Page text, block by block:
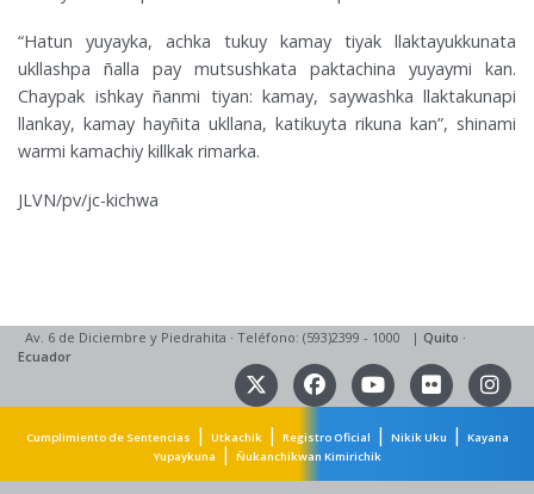
“Hatun yuyayka, achka tukuy kamay tiyak llaktayukkunata
ukllashpa ñalla pay mutsushkata paktachina yuyaymi kan.
Chaypak ishkay ñanmi tiyan: kamay, saywashka llaktakunapi
llankay, kamay hayñita ukllana, katikuyta rikuna kan”, shinami
warmi kamachiy killkak rimarka.
JLVN/pv/jc-kichwa
Av. 6 de Diciembre y Piedrahita · Teléfono: (593)2399 - 1000 | Quito ·
Ecuador
Cumplimiento de Sentencias | Utkachik| Registro Oficial | Nikik Uku |
Kayana
Yupaykuna
| Ñukanchikwan Kimirichik